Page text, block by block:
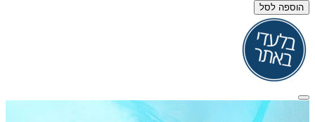
הוספה לסל